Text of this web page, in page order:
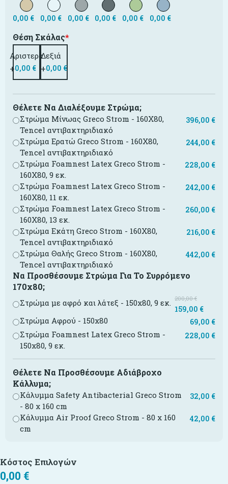
0,00 € 0,00 € 0,00 € 0,00 € 0,00 € 0,00 €
*
Θέση Σκάλας
Αριστερά
+0,00 €
Δεξιά
+0,00 €
Θέλετε Να Διαλέξουμε Στρώμα;
Στρώμα Μίνωας Greco Strom - 160X80,
Tencel αντιβακτηριδιακό
396,00 €
Στρώμα Ερατώ Greco Strom - 160X80,
Tencel αντιβακτηριδιακό
244,00 €
Στρώμα Foamnest Latex Greco Strom -
160X80, 9 εκ.
228,00 €
Στρώμα Foamnest Latex Greco Strom -
160X80, 11 εκ.
242,00 €
Στρώμα Foamnest Latex Greco Strom -
160X80, 13 εκ.
260,00 €
Στρώμα Εκάτη Greco Strom - 160X80,
Tencel αντιβακτηριδιακό
216,00 €
Στρώμα Θαλής Greco Strom - 160X80,
Tencel αντιβακτηριδιακό
442,00 €
Να Προσθέσουμε Στρώμα Για Το Συρρόμενο
170x80;
Στρώμα με αφρό και λάτεξ - 150x80, 9 εκ. 200,00€
159,00 €
Στρώμα Αφρού - 150x80 69,00 €
Στρώμα Foamnest Latex Greco Strom -
150x80, 9 εκ.
228,00 €
Θέλετε Να Προσθέσουμε Αδιάβροχο
Κάλλυμα;
Κάλυμμα Safety Antibacterial Greco Strom
- 80 x 160 cm
32,00 €
Κάλυμμα Air Proof Greco Strom - 80 x 160
cm
42,00 €
Κόστος Επιλογών
0,00 €